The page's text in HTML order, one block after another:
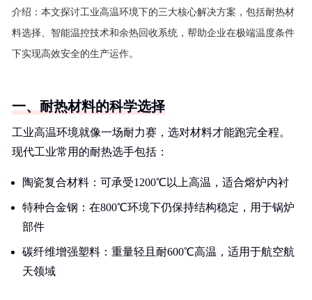
介绍： 本文探讨工业高温环境下的三大核心解决方案，包括耐热材
料选择、智能温控技术和余热回收系统，帮助企业在极端温度条件
下实现高效安全的生产运作。
一、耐热材料的科学选择
工业高温环境就像一场耐力赛，选对材料才能跑完全程。
现代工业常用的耐热选手包括：
陶瓷复合材料：可承受1200℃以上高温，适合熔炉内衬
特种合金钢：在800℃环境下仍保持结构稳定，用于锅炉
部件
碳纤维增强塑料：重量轻且耐600℃高温，适用于航空航
天领域